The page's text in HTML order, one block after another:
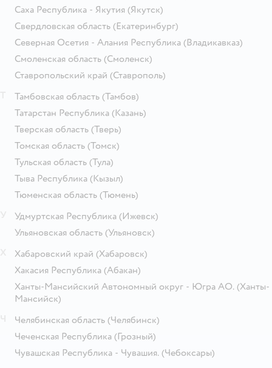
Саха Республика - Якутия (Якутск)
Свердловская область (Екатеринбург)
Северная Осетия - Алания Республика (Владикавказ)
Смоленская область (Смоленск)
Ставропольский край (Ставрополь)
Тамбовская область (Тамбов)
Татарстан Республика (Казань)
Тверская область (Тверь)
Томская область (Томск)
Тульская область (Тула)
Тыва Республика (Кызыл)
Тюменская область (Тюмень)
Удмуртская Республика (Ижевск)
Ульяновская область (Ульяновск)
Хабаровский край (Хабаровск)
Хакасия Республика (Абакан)
Ханты-Мансийский Автономный округ - Югра АО. (Ханты-
Мансийск)
Челябинская область (Челябинск)
Чеченская Республика (Грозный)
Чувашская Республика - Чувашия. (Чебоксары)